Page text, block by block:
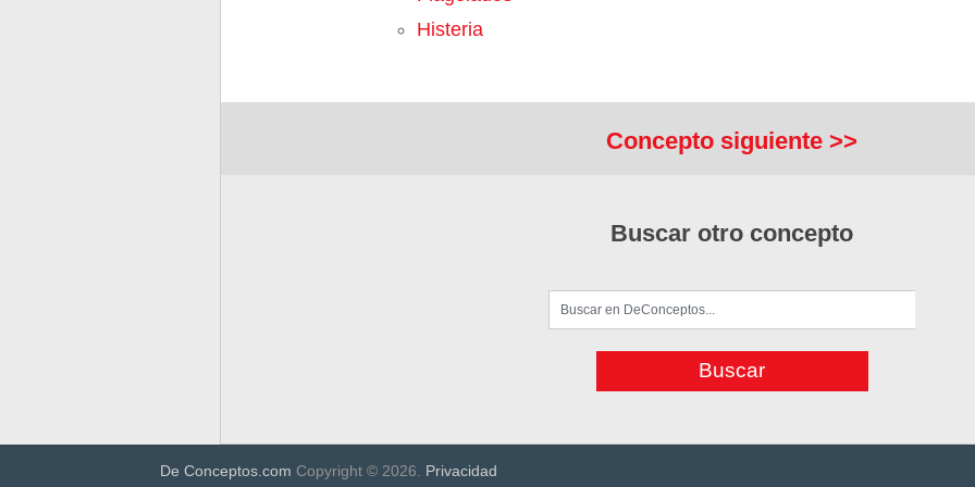
Histeria
Concepto siguiente >>
Buscar otro concepto
De Conceptos.com Copyright © 2026. Privacidad